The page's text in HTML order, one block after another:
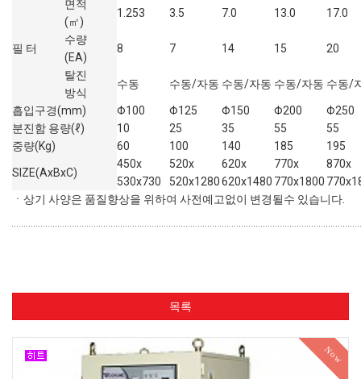
필 터
면적
(㎡)
1.253 3.5 7.0 13.0 17.0
수량
(EA)
8 7 14 15 20
탈진
방식
수동 수동/자동 수동/자동 수동/자동 수동/
흡입구경(mm) Φ100 Φ125 Φ150 Φ200
Φ250
분진함 용량(ℓ)
10 25 35 55
55
중량(Kg)
60 100 140 185 195
SIZE(AxBxC)
450x
530x730
520x
520x1280
620x
620x1480
770x
770x1800
870x
ㆍ상기 사양은 품질향상을 위하여 사전예고없이 변경될수 있습니다.
목록
Now